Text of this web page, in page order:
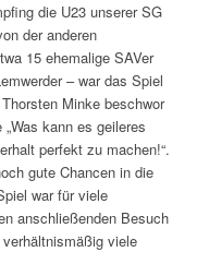
die U23 unserer SG
der anderen
15 ehemalige SAVer
– war das Spiel
Minke beschwor
kann es geileres
perfekt zu machen!“.
gute Chancen in die
war für viele
anschließenden Besuch
viele